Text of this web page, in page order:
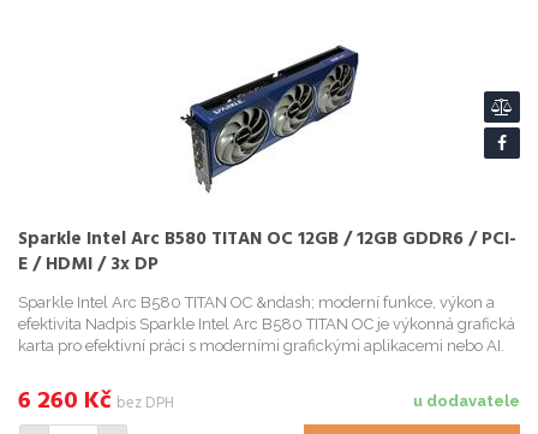
Sparkle Intel Arc B580 TITAN OC 12GB / 12GB GDDR6 / PCI-
E / HDMI / 3x DP
Sparkle Intel Arc B580 TITAN OC &ndash; moderní funkce, výkon a
efektivita Nadpis Sparkle Intel Arc B580 TITAN OC je výkonná grafická
karta pro efektivní práci s moderními grafickými aplikacemi nebo AI.
u dodavatele
6 260 Kč bez DPH